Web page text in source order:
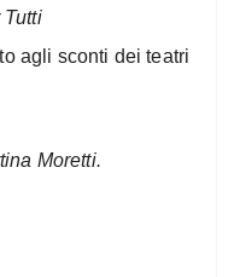
Tutti
agli sconti dei teatri
Moretti.